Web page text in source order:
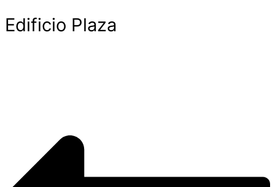
Edificio Plaza